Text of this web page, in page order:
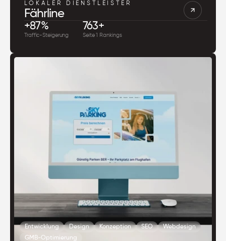
LOKALER DIENSTLEISTER
Fährline
+87%
Traffic-Steigerung
763+
Seite 1 Rankings
Entwicklung Design Konzeption SEO
Webdesign
GMB-Optimierung